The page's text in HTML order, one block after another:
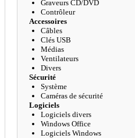
Graveurs CD/DVD
Contrôleur
Accessoires
Câbles
Clés USB
Médias
Ventilateurs
Divers
Sécurité
Système
Caméras de sécurité
Logiciels
Logiciels divers
Windows Office
Logiciels Windows